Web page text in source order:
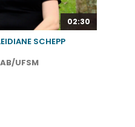
02:30
SCHEPP
UFSM